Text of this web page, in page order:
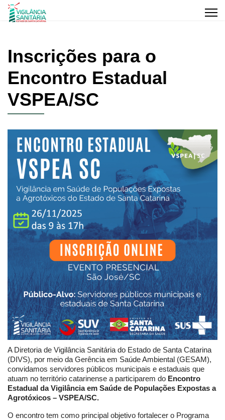
Inscrições para o
Encontro Estadual
VSPEA/SC
A Diretoria de Vigilância Sanitária do Estado de Santa Catarina
(DIVS), por meio da Gerência em Saúde Ambiental (GESAM),
convidamos servidores públicos municipais e estaduais que
atuam no território catarinense a participarem do Encontro
Estadual da Vigilância em Saúde de Populações Expostas a
Agrotóxicos – VSPEA/SC.
O encontro tem como principal objetivo fortalecer o Programa